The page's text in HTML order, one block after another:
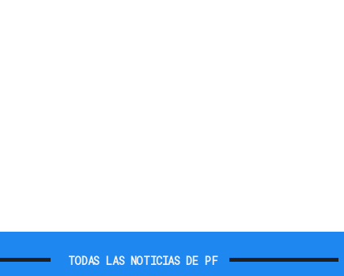
TODAS LAS NOTICIAS DE PF